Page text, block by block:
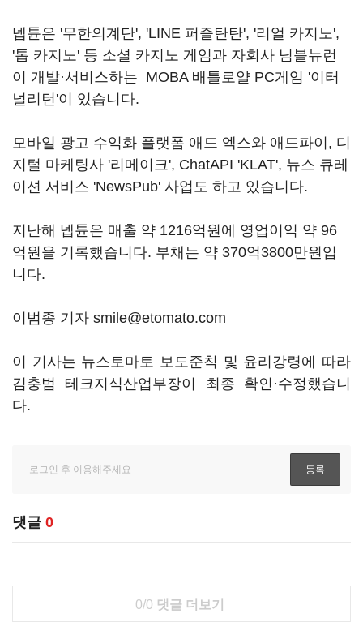
넵튠은 '무한의계단', 'LINE 퍼즐탄탄', '리얼 카지노',
'톱 카지노' 등 소셜 카지노 게임과 자회사 님블뉴런
이 개발·서비스하는 MOBA 배틀로얄 PC게임 '이터
널리턴'이 있습니다.
모바일 광고 수익화 플랫폼 애드 엑스와 애드파이, 디
지털 마케팅사 '리메이크', ChatAPI 'KLAT', 뉴스 큐레
이션 서비스 'NewsPub' 사업도 하고 있습니다.
지난해 넵튠은 매출 약 1216억원에 영업이익 약 96
억원을 기록했습니다. 부채는 약 370억3800만원입
니다.
이범종 기자 smile@etomato.com
이 기사는 뉴스토마토 보도준칙 및 윤리강령에 따라
김충범 테크지식산업부장이 최종 확인·수정했습니
다.
댓글 0
0/0 댓글 더보기